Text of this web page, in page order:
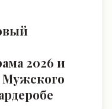
2026 и